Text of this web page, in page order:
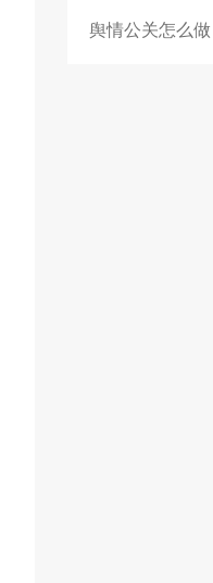
舆情公关怎么做